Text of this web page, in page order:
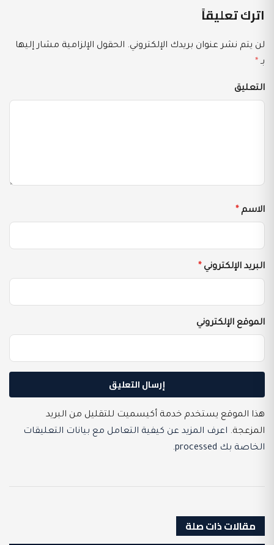
اترك تعليقاً
لن يتم نشر عنوان بريدك الإلكتروني. الحقول الإلزامية مشار إليها
بـ *
التعليق
الاسم *
البريد الإلكتروني *
الموقع الإلكتروني
هذا الموقع يستخدم خدمة أكيسميت للتقليل من البريد
المزعجة. اعرف المزيد عن كيفية التعامل مع بيانات التعليقات
الخاصة بك processed
.
مقالات ذات صلة